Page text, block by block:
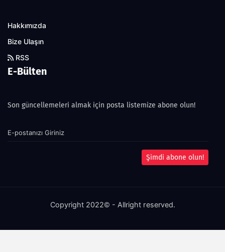
Hakkımızda
Bize Ulaşın
RSS
E-Bülten
Son güncellemeleri almak için posta listemize abone olun!
Şimdi abone olun!
Copyright 2022© - Allright reserved.